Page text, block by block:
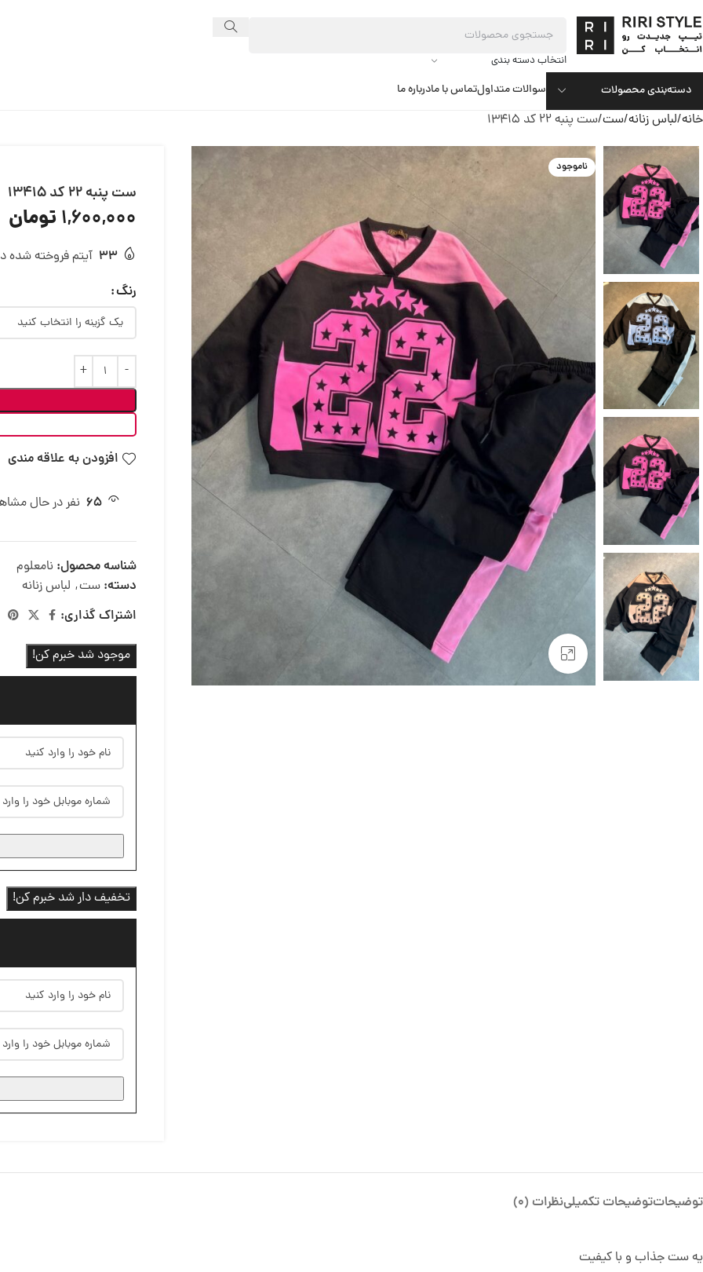
انتخاب دسته بندی
دسته‌بندی محصولات سوالات متداولتماس با مادرباره ما
خانه لباس زنانه ست ست پنبه 22 کد 13415
ناموجود
ست پنبه 22 کد 13415
1,600,000 تومان
33 آیتم فروخته شده در 24
رنگ
افزودن به علاقه مندی
65 نفر در حال
شناسه محصول: نامعلوم
دسته: ست, لباس زنانه
اشتراک گذاری:
موجود شد خبرم کن!
تخفیف دار شد خبرم کن!
توضیحاتتوضیحات تکمیلینظرات (0)
یه ست جذاب و با کیفیت